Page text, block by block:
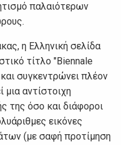
παλαιότερων
η Ελληνική σελίδα
τίτλο "Biennale
συγκεντρώνει πλέον
αντίστοιχη
της όσο και διάφοροι
εικόνες
(με σαφή προτίμηση